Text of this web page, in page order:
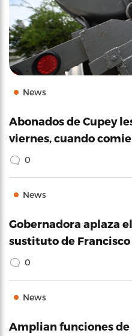
News
Abonados de Cupey
viernes, cuando
0
News
Gobernadora aplaza
sustituto de
0
News
Amplian funciones